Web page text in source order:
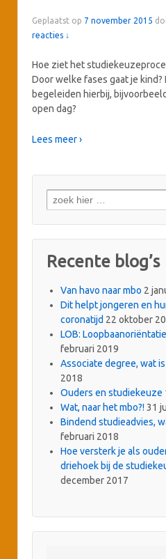
Geplaatst op 7 november 2015
reacties ↓
Hoe ziet het
Door welke fases gaat je kind?
begeleiden hierbij,
open dag?
Lees meer ›
Zoeken
naar:
Recente blog’s
Van havo naar mbo 2
Dit helpt jongeren en
coronatijd 22 oktober
LOB:
februari 2019
Associate degree, wat is
2018
Ouders en studiekeuze
Wat, naar het mbo?!31
Bindend studieadvies,
februari 2018
Hoe versterk je als
driehoek bij de
december 2017